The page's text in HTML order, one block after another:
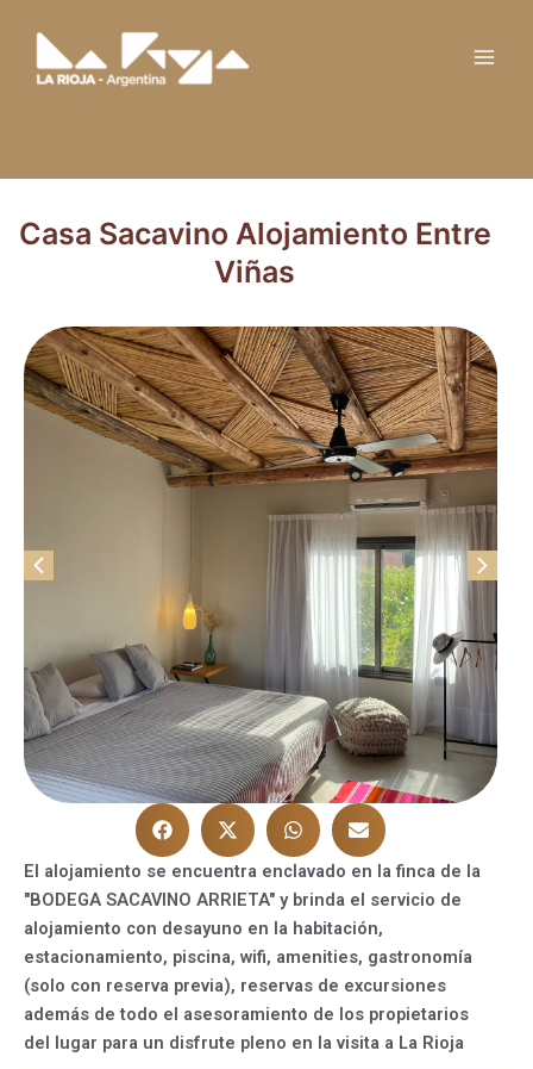
contenido
Casa Sacavino Alojamiento Entre
Viñas
El alojamiento se encuentra enclavado en la finca de la
"BODEGA SACAVINO ARRIETA" y brinda el servicio de
alojamiento con desayuno en la habitación,
estacionamiento, piscina, wifi, amenities, gastronomía
(solo con reserva previa), reservas de excursiones
además de todo el asesoramiento de los propietarios
del lugar para un disfrute pleno en la visita a La Rioja